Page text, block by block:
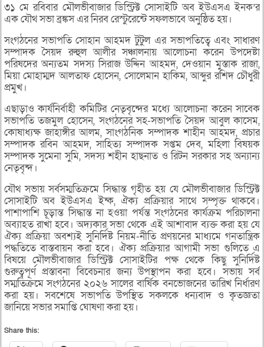
৩১ মে রবিবার মৌলভীবাজার ডিস্ট্রিক্ট সোসাইটি অব ইউএসএ ইনক’র
এক যৌথ সভা ব্রঙ্কস এর নিরব রেস্টুরেন্টে সফলভাবে অনুষ্ঠিত হয়।
সংগঠনের সভাপতি সোহান আহমদ টুটুল এর সভাপতিত্বে এবং সাধারণ
সম্পাদক সৈয়দ রুহুল আলীর সঞ্চালনায় আলোচনা করেন উপদেষ্টা
পরিষদের অন্যতম সদস্য সিরাজ উদ্দিন আহমদ, দেওয়ান মুস্তাক রাজা,
মিয়া মোহাম্মদ আলতাফ হোসেন, সোলেমান হাকিম, আব্দুর রশিদ চৌধুরী
প্রমুখ।
এছাড়াও কার্যনির্বাহী কমিটির নেতৃবৃন্দের মধ্যে আলোচনা করেন সাবেক
সভাপতি তজমুল হোসেন, সংগঠনের সহ-সভাপতি সৈয়দ আবুল কাসেম,
কোষাধ্যক্ষ জাহাঙ্গীর আলম, সাংগঠনিক সম্পাদক শাহীন আহমদ, প্রচার
সম্পাদক রবিন আহমদ, সাহিত্য সম্পাদক সপ্তম দেব, মহিলা বিষয়ক
সম্পাদক সুমেনা সুমি, সদস্য শহীন হাছনাত ও রিটন সরকার সহ অন্যান্য
নেতৃবৃন্দ।
যৌথ সভায় সর্বসম্মতিক্রমে সিদ্ধান্ত গৃহীত হয় যে মৌলভীবাজার ডিস্ট্রিক্ট
সোসাইটি অব ইউএসএ ইন্ক, ঐক্য প্রক্রিয়ার সাথে সম্পৃক্ত থাকবে।
পাশাপাশি চূড়ান্ত সিদ্ধান্ত না হওয়া পর্যন্ত সংগঠনের কার্যক্রম পরিচালনা
অব্যাহত রাখা হবে। অদ্যকার সভা থেকে এই আশাবাদ ব্যক্ত করা হয় যে
ঐক্য প্রক্রিয়া অবশ্যই সুনির্দিষ্ট নিয়ম-নীতি প্রণয়নের মাধ্যমে গনতান্ত্রিক
পদ্ধতিতে বাস্তবায়ন করা হবে। ঐক্য প্রক্রিয়ার আগামী সভা গুলিতে এ
বিষয়ে মৌলভীবাজার ডিস্ট্রিক্ট সোসাইটির পক্ষ থেকে কিছু সুনির্দিষ্ট
গুরুত্বপূর্ণ প্রস্তাবনা বিবেচনার জন্য উপস্থাপন করা হবে। সভায় সর্ব
সম্মতিক্রমে সংগঠনের ২০২৬ সালের বার্ষিক বনভোজনের তারিখ নির্ধারণ
করা হয়। সবশেষে সভাপতি উপস্থিত সকলকে ধন্যবাদ ও কৃতজ্ঞতা
জানিয়ে সভার সমাপ্তি ঘোষণা করা হয়।
Share this: